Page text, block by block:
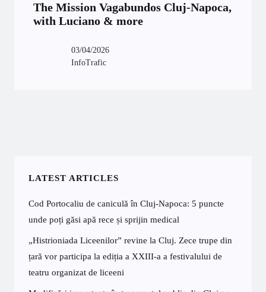
The Mission Vagabundos Cluj-Napoca,
with Luciano & more
03/04/2026
InfoTrafic
LATEST ARTICLES
Cod Portocaliu de caniculă în Cluj-Napoca: 5 puncte
unde poți găsi apă rece și sprijin medical
„Histrioniada Liceenilor” revine la Cluj. Zece trupe din
țară vor participa la ediția a XXIII-a a festivalului de
teatru organizat de liceeni